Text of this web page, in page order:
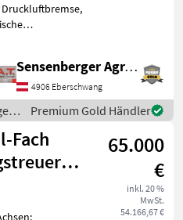
Druckluftbremse,
Lenkachse,
Stützfuß
Muldenkipper T
G
Sensenberger Agrar-Technik
4906 Eberschwang
/
Premium Gold Händler
Fach
272/3-
NEU
65.000
€
inkl. 20 %
MwSt.
54.166,67 €